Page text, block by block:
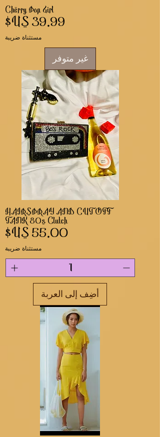
Cherry Pop Girl
السعر
مستثناة ضريبة
غير متوفر
HAIRSPRAY AND CUT OFF
TANK 80s Clutch
السعر
مستثناة ضريبة
أضِف إلى العربة